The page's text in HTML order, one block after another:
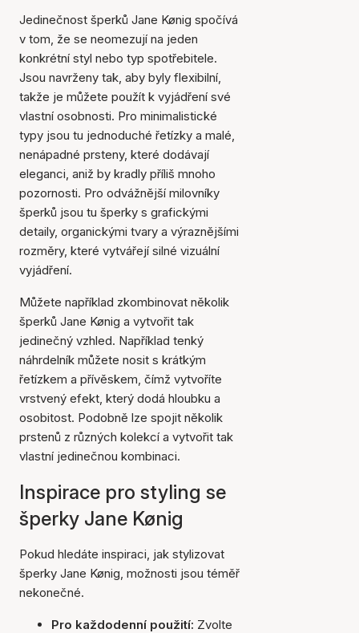
Jedinečnost šperků Jane Kønig spočívá
v tom, že se neomezují na jeden
konkrétní styl nebo typ spotřebitele.
Jsou navrženy tak, aby byly flexibilní,
takže je můžete použít k vyjádření své
vlastní osobnosti. Pro minimalistické
typy jsou tu jednoduché řetízky a malé,
nenápadné prsteny, které dodávají
eleganci, aniž by kradly příliš mnoho
pozornosti. Pro odvážnější milovníky
šperků jsou tu šperky s grafickými
detaily, organickými tvary a výraznějšími
rozměry, které vytvářejí silné vizuální
vyjádření.
Můžete například zkombinovat několik
šperků Jane Kønig a vytvořit tak
jedinečný vzhled. Například tenký
náhrdelník můžete nosit s krátkým
řetízkem a přívěskem, čímž vytvoříte
vrstvený efekt, který dodá hloubku a
osobitost. Podobně lze spojit několik
prstenů z různých kolekcí a vytvořit tak
vlastní jedinečnou kombinaci.
Inspirace pro styling se
šperky Jane Kønig
Pokud hledáte inspiraci, jak stylizovat
šperky Jane Kønig, možnosti jsou téměř
nekonečné.
Pro každodenní použití: Zvolte